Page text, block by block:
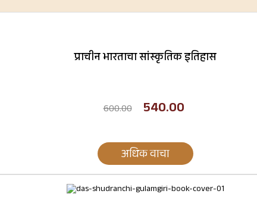
प्राचीन भारताचा सांस्कृतिक इतिहास
600.00 540.00
अधिक वाचा